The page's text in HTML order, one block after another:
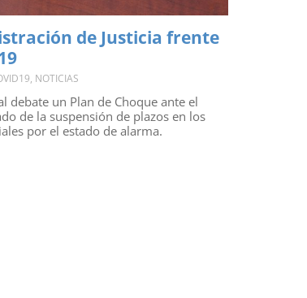
de Justicia frente
, NOTICIAS
debate un Plan de Choque ante el
de la suspensión de plazos en los
por el estado de alarma.